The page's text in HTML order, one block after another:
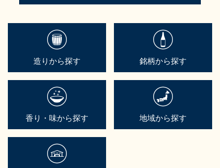
造りから探す 銘柄から探す
香り・味から探す 地域から探す